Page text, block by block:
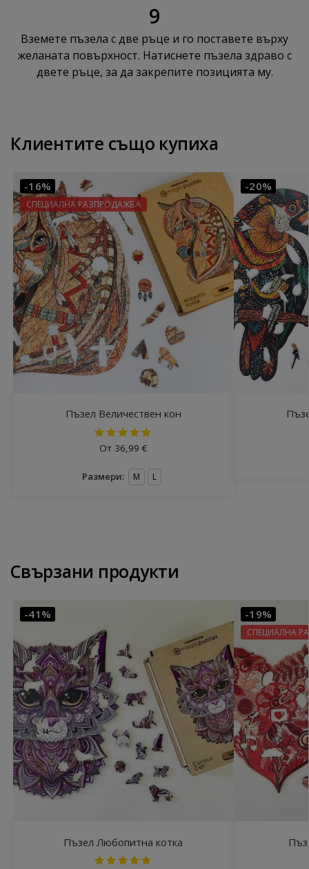
9
Вземете пъзела с две ръце и го поставете върху
желаната повърхност. Натиснете пъзела здраво с
двете ръце, за да закрепите позицията му.
Клиентите също купиха
-16%
СПЕЦИАЛНА РАЗПРОДАЖБА
Пъзел Величествен кон
От 36,99€
Размери: M L
-20%
Свързани продукти
-41%
Пъзел Любопитна котка
-19%
СПЕЦИАЛНА